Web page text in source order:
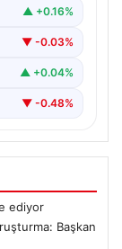
▲ +0.16%
▼ -0.03%
▲ +0.04%
▼ -0.48%
ediyor
Başkan